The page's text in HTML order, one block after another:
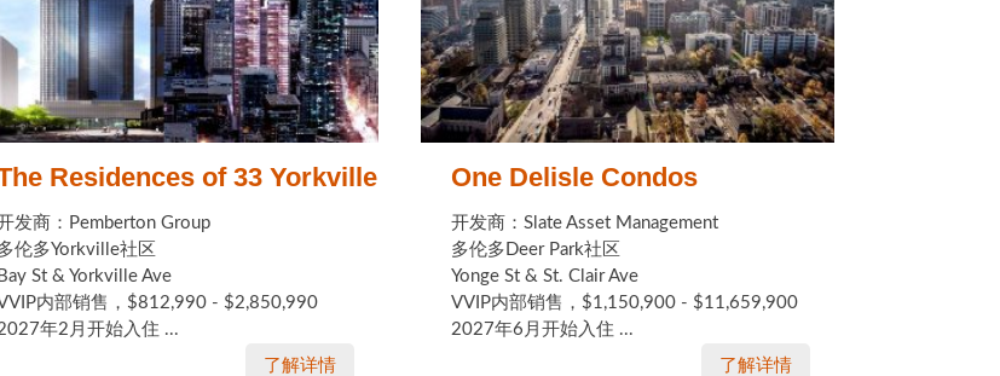
Residences of 33 Yorkville
发商：Pemberton Group
伦多Yorkville社区
Bay St & Yorkville Ave
内部销售，$812,990 - $2,850,990
年2月开始入住 ...
了解详情
One Delisle Condos
开发商：Slate Asset Management
多伦多Deer Park社区
Yonge St & St. Clair Ave
VVIP内部销售，$1,150,900 - $11,659,900
2027年6月开始入住 ...
了解详情